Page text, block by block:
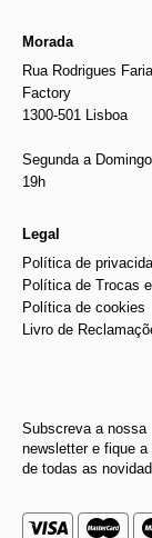
Morada
Rua Rodrigues
Factory
1300-501 Lisboa
Segunda a
19h
Legal
Política de
Política de Trocas
Política de cookies
Livro de
Subscreva a nossa
newsletter e fique a
de todas as